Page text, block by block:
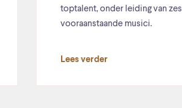
toptalent, onder leiding van zes
vooraanstaande musici.
Lees verder